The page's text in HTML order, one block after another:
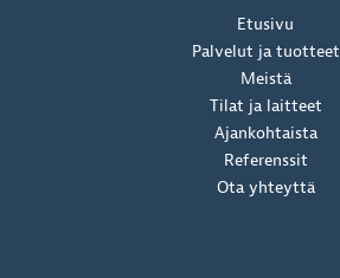
Etusivu
Palvelut ja tuotteet
Meistä
Tilat ja laitteet
Ajankohtaista
Referenssit
Ota yhteyttä